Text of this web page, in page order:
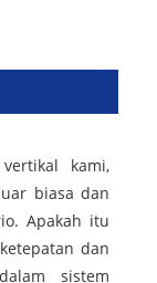
kami,
biasa dan
Apakah itu
dan
sistem